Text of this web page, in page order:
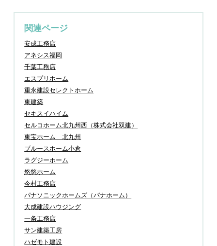
関連ページ
安成工務店
アネシス福岡
千葉工務店
エスプリホーム
重永建設セレクトホーム
東建築
セキスイハイム
セルコホーム北九州西（株式会社双建）
東宝ホーム 北九州
ブルースホーム小倉
ラグジーホーム
悠悠ホーム
今村工務店
パナソニックホームズ（パナホーム）
大成建設ハウジング
一条工務店
サン建築工房
ハゼモト建設